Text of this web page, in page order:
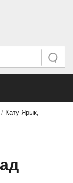
Искать
/ Кату-Ярык,